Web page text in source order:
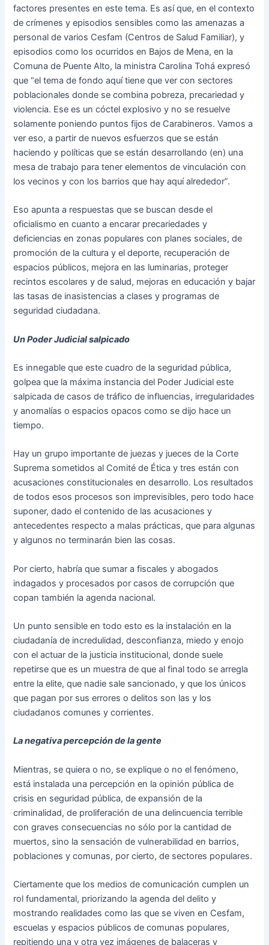
factores presentes en este tema. Es así que, en el contexto
de crímenes y episodios sensibles como las amenazas a
personal de varios Cesfam (Centros de Salud Familiar), y
episodios como los ocurridos en Bajos de Mena, en la
Comuna de Puente Alto, la ministra Carolina Tohá expresó
que “el tema de fondo aquí tiene que ver con sectores
poblacionales donde se combina pobreza, precariedad y
violencia. Ese es un cóctel explosivo y no se resuelve
solamente poniendo puntos fijos de Carabineros. Vamos a
ver eso, a partir de nuevos esfuerzos que se están
haciendo y políticas que se están desarrollando (en) una
mesa de trabajo para tener elementos de vinculación con
los vecinos y con los barrios que hay aquí alrededor”.
Eso apunta a respuestas que se buscan desde el
oficialismo en cuanto a encarar precariedades y
deficiencias en zonas populares con planes sociales, de
promoción de la cultura y el deporte, recuperación de
espacios públicos, mejora en las luminarias, proteger
recintos escolares y de salud, mejoras en educación y bajar
las tasas de inasistencias a clases y programas de
seguridad ciudadana.
Un Poder Judicial salpicado
Es innegable que este cuadro de la seguridad pública,
golpea que la máxima instancia del Poder Judicial este
salpicada de casos de tráfico de influencias, irregularidades
y anomalías o espacios opacos como se dijo hace un
tiempo.
Hay un grupo importante de juezas y jueces de la Corte
Suprema sometidos al Comité de Ética y tres están con
acusaciones constitucionales en desarrollo. Los resultados
de todos esos procesos son imprevisibles, pero todo hace
suponer, dado el contenido de las acusaciones y
antecedentes respecto a malas prácticas, que para algunas
y algunos no terminarán bien las cosas.
Por cierto, habría que sumar a fiscales y abogados
indagados y procesados por casos de corrupción que
copan también la agenda nacional.
Un punto sensible en todo esto es la instalación en la
ciudadanía de incredulidad, desconfianza, miedo y enojo
con el actuar de la justicia institucional, donde suele
repetirse que es un muestra de que al final todo se arregla
entre la elite, que nadie sale sancionado, y que los únicos
que pagan por sus errores o delitos son las y los
ciudadanos comunes y corrientes.
La negativa percepción de la gente
Mientras, se quiera o no, se explique o no el fenómeno,
está instalada una percepción en la opinión pública de
crisis en seguridad pública, de expansión de la
criminalidad, de proliferación de una delincuencia terrible
con graves consecuencias no sólo por la cantidad de
muertos, sino la sensación de vulnerabilidad en barrios,
poblaciones y comunas, por cierto, de sectores populares.
Ciertamente que los medios de comunicación cumplen un
rol fundamental, priorizando la agenda del delito y
mostrando realidades como las que se viven en Cesfam,
escuelas y espacios públicos de comunas populares,
repitiendo una y otra vez imágenes de balaceras y